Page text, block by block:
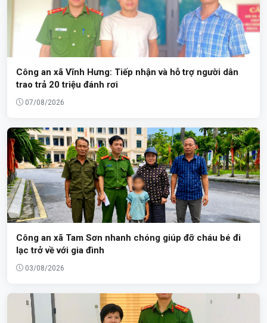
Công an xã Vĩnh Hưng: Tiếp nhận và hỗ trợ người dân
trao trả 20 triệu đánh rơi
07/08/2026
Công an xã Tam Sơn nhanh chóng giúp đỡ cháu bé đi
lạc trở về với gia đình
03/08/2026